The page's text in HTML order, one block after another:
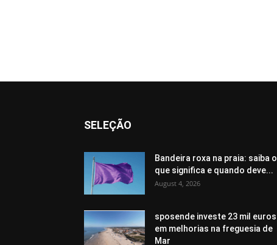
SELEÇÃO
Bandeira roxa na praia: saiba o
que significa e quando deve...
August 4, 2026
sposende investe 23 mil euros
em melhorias na freguesia de
Mar